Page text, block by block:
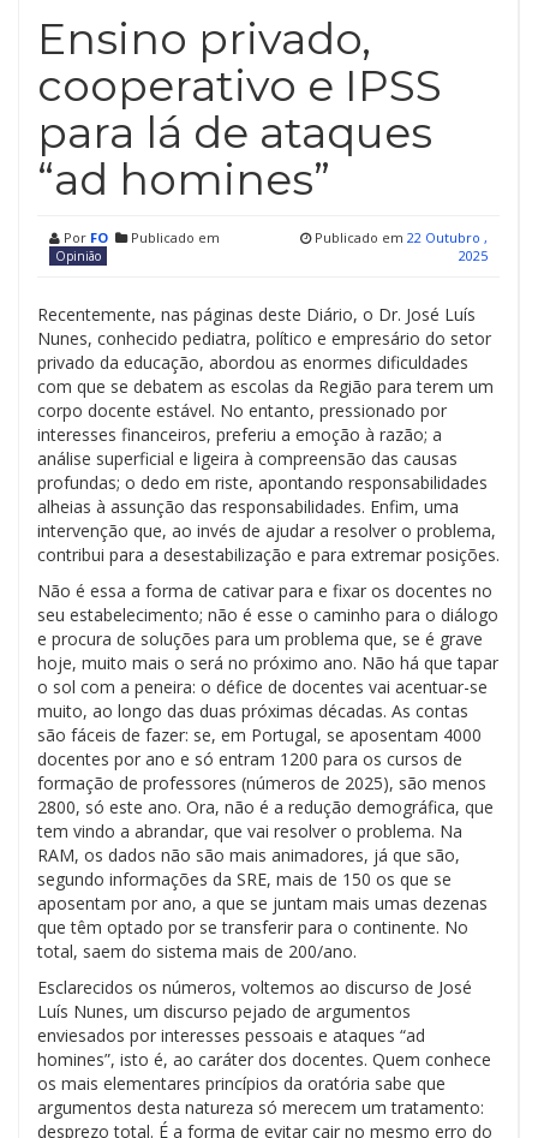
Ensino privado,
cooperativo e IPSS
para lá de ataques
“ad homines”
Por FO Publicado em
Opinião
Publicado em 22 Outubro ,
2025
Recentemente, nas páginas deste Diário, o Dr. José Luís
Nunes, conhecido pediatra, político e empresário do setor
privado da educação, abordou as enormes dificuldades
com que se debatem as escolas da Região para terem um
corpo docente estável. No entanto, pressionado por
interesses financeiros, preferiu a emoção à razão; a
análise superficial e ligeira à compreensão das causas
profundas; o dedo em riste, apontando responsabilidades
alheias à assunção das responsabilidades. Enfim, uma
intervenção que, ao invés de ajudar a resolver o problema,
contribui para a desestabilização e para extremar posições.
Não é essa a forma de cativar para e fixar os docentes no
seu estabelecimento; não é esse o caminho para o diálogo
e procura de soluções para um problema que, se é grave
hoje, muito mais o será no próximo ano. Não há que tapar
o sol com a peneira: o défice de docentes vai acentuar-se
muito, ao longo das duas próximas décadas. As contas
são fáceis de fazer: se, em Portugal, se aposentam 4000
docentes por ano e só entram 1200 para os cursos de
formação de professores (números de 2025), são menos
2800, só este ano. Ora, não é a redução demográfica, que
tem vindo a abrandar, que vai resolver o problema. Na
RAM, os dados não são mais animadores, já que são,
segundo informações da SRE, mais de 150 os que se
aposentam por ano, a que se juntam mais umas dezenas
que têm optado por se transferir para o continente. No
total, saem do sistema mais de 200/ano.
Esclarecidos os números, voltemos ao discurso de José
Luís Nunes, um discurso pejado de argumentos
enviesados por interesses pessoais e ataques “ad
homines”, isto é, ao caráter dos docentes. Quem conhece
os mais elementares princípios da oratória sabe que
argumentos desta natureza só merecem um tratamento:
desprezo total. É a forma de evitar cair no mesmo erro do